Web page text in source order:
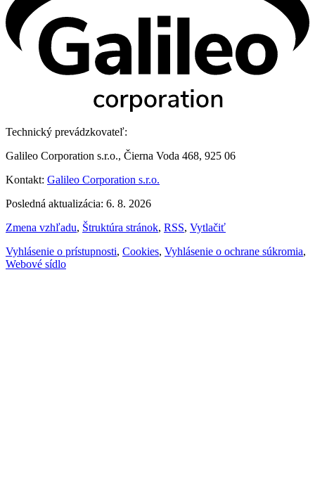
Technický prevádzkovateľ:
Galileo Corporation s.r.o., Čierna Voda 468, 925 06
Kontakt: Galileo Corporation s.r.o.
Posledná aktualizácia: 6. 8. 2026
Zmena vzhľadu, Štruktúra stránok, RSS, Vytlačiť
Vyhlásenie o prístupnosti, Cookies, Vyhlásenie o ochrane súkromia,
Webové sídlo